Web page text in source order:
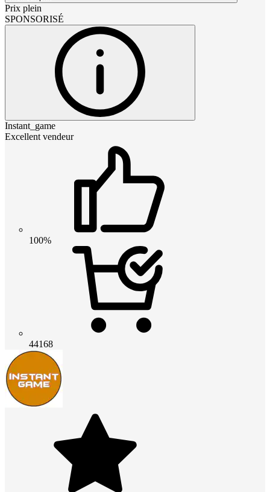
Prix plein
SPONSORISÉ
Instant_game
Excellent vendeur
100%
44168